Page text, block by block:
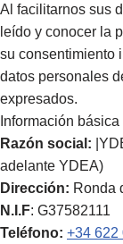
Al facilitarnos sus
leído y conocer la
su consentimiento
datos personales
expresados.
Información
Razón social:
adelante YDEA)
Dirección: Ronda
N.I.F: G37582111
Teléfono: +34 622